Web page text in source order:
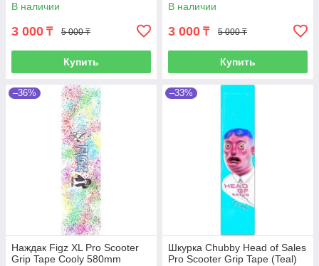
В наличии
3 000 ₸ 5 000 ₸
Купить
В наличии
3 000 ₸ 5 000 ₸
Купить
–36%
Наждак Figz XL Pro Scooter
Grip Tape Cooly 580mm
–33%
Шкурка Chubby Head of Sales
Pro Scooter Grip Tape (Teal)